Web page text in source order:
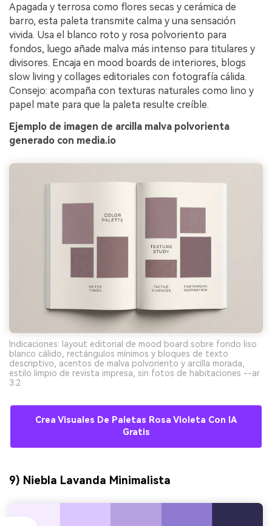
Apagada y terrosa como flores secas y cerámica de
barro, esta paleta transmite calma y una sensación
vivida. Usa el blanco roto y rosa polvoriento para
fondos, luego añade malva más intenso para titulares y
divisores. Encaja en mood boards de interiores, blogs
slow living y collages editoriales con fotografía cálida.
Consejo: acompaña con texturas naturales como lino y
papel mate para que la paleta resulte creíble.
Ejemplo de imagen de arcilla malva polvorienta
generado con media.io
Indicaciones: layout editorial de mood board sobre fondo liso
blanco cálido, rectángulos mínimos y bloques de texto
descriptivo, acentos de malva polvoriento y arcilla morada,
estilo limpio de revista impresa, sin fotos de habitaciones --ar
3:2
Crea Visuales De Paletas Rosa Violeta Con IA
Gratis
9) Niebla Lavanda Minimalista